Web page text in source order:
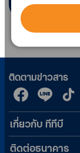
ติดตามข่าวสาร
เกี่ยวกับ ทีทีบี
ติดต่อธนาคาร